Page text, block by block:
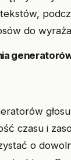
tekstów,
do
czasu i
o